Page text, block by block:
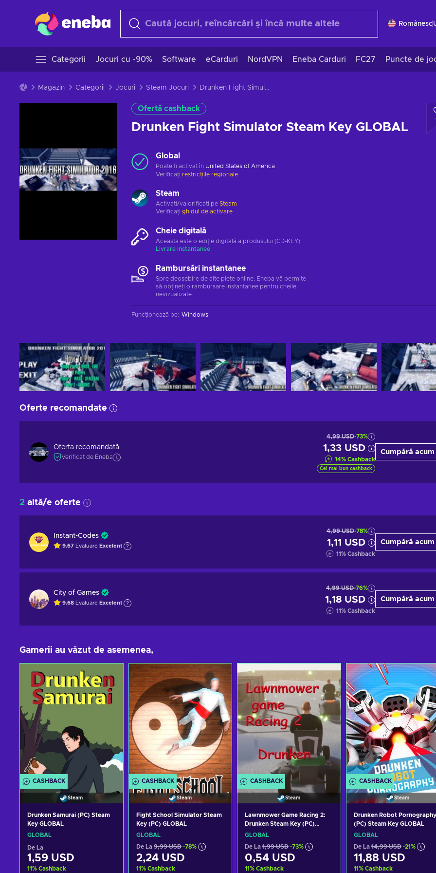
Românesc
Categorii Jocuri cu -90% Software eCarduri NordVPN Eneba Carduri FC27 Puncte de
Magazin Categorii Jocuri Steam Jocuri Drunken Fight Simulator Steam Key GLOBAL
Ofertă cashback
Drunken Fight Simulator Steam Key GLOBAL
Global
Poate fi activat în United States of America
Verificați restricțiile regionale
Steam
Activați/valorificați pe Steam
Verificați ghidul de activare
Cheie digitală
Aceasta este o ediție digitală a produsului (CD-KEY)
Livrare instantanee
Rambursări instantanee
Spre deosebire de alte piețe online, Eneba vă permite
să obțineți o rambursare instantanee pentru cheile
nevizualizate.
Funcționează pe: Windows
Oferte recomandate
Oferta recomandată
Verificat de Eneba
4,99 USD-73%
1,33 USD
14% Cashback
Cel mai bun cashback
Cumpără acum
2 altă/e oferte
Instant-Codes
9.67 Evaluare Excelent
4,99 USD-78%
1,11 USD
11% Cashback
Cumpără acum
City of Games
9.68 Evaluare Excelent
4,99 USD-76%
1,18 USD
11% Cashback
Cumpără acum
Gamerii au văzut de asemenea,
CASHBACK
Steam
Drunken Samurai (PC) Steam
Key GLOBAL
GLOBAL
De La
1,59 USD
11% Cashback
CASHBACK
Steam
Fight School Simulator Steam
Key (PC) GLOBAL
GLOBAL
De La 9,99 USD -78%
2,24 USD
11% Cashback
CASHBACK
Steam
Lawnmower Game Racing 2:
Drunken Steam Key (PC)
GLOBAL
GLOBAL
De La 1,99 USD -73%
0,54 USD
11% Cashback
CASHBACK
Steam
Drunken Robot Pornography
(PC) Steam Key GLOBAL
GLOBAL
De La 14,99 USD -21%
11,88 USD
11% Cashback